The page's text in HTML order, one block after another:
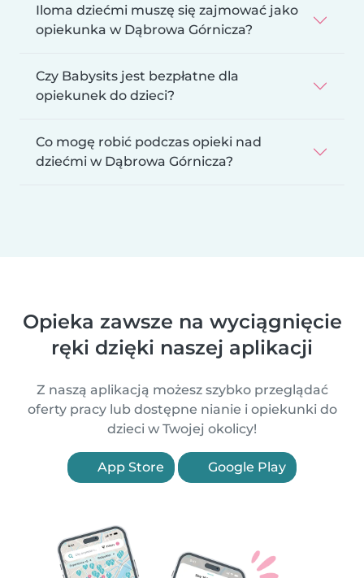
Iloma dziećmi muszę się zajmować jako
opiekunka w Dąbrowa Górnicza?
Czy Babysits jest bezpłatne dla
opiekunek do dzieci?
Co mogę robić podczas opieki nad
dziećmi w Dąbrowa Górnicza?
Opieka zawsze na wyciągnięcie
ręki dzięki naszej aplikacji
Z naszą aplikacją możesz szybko przeglądać
oferty pracy lub dostępne nianie i opiekunki do
dzieci w Twojej okolicy!
App Store Google Play